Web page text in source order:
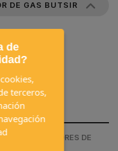
DE GAS BUTSIR
/ REGULADORES DE
de
terceros,